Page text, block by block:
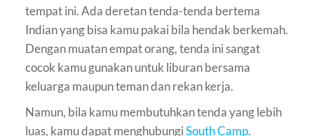
tempat ini. Ada deretan tenda-tenda bertema
Indian yang bisa kamu pakai bila hendak berkemah.
Dengan muatan empat orang, tenda ini sangat
cocok kamu gunakan untuk liburan bersama
keluarga maupun teman dan rekan kerja.
Namun, bila kamu membutuhkan tenda yang lebih
luas, kamu dapat menghubungiSouth Camp.